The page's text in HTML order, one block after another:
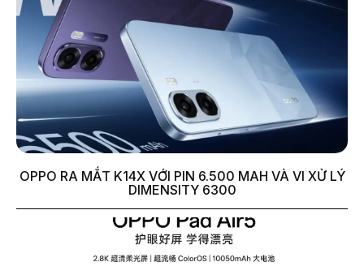
OPPO RA MẮT K14X VỚI PIN 6.500 MAH VÀ VI XỬ LÝ
DIMENSITY 6300